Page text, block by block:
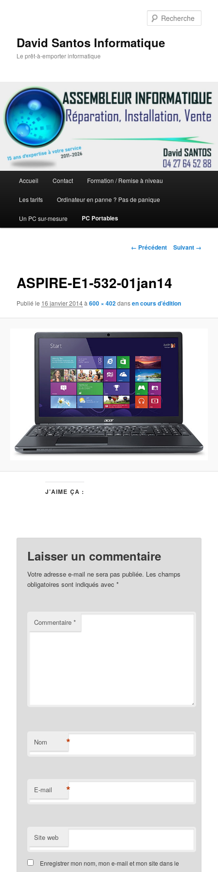
David Santos Informatique
Le prêt-à-emporter informatique
principal
Aller
au
contenu
Accueil Contact Formation / Remise à niveau
Les tarifs Ordinateur en panne ? Pas de panique
Un PC sur-mesure PC Portables
Navigation
← Précédent Suivant →
ASPIRE-E1-532-01jan14
Publié le 16 janvier 2014à600 × 402dansen cours d’édition
J’AIME ÇA :
Laisser un commentaire
Votre adresse e-mail ne sera pas publiée. Les champs
obligatoires sont indiqués avec*
Commentaire*
Nom *
E-mail *
Site web
Enregistrer mon nom, mon e-mail et mon site dans le